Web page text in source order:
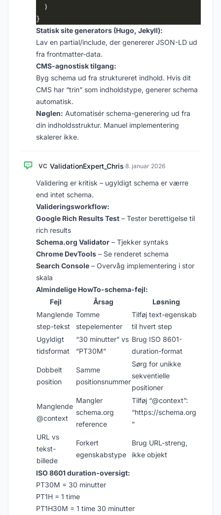
Statisk site generators (Hugo, Jekyll):
Lav en partial/include, der genererer JSON-LD ud
fra frontmatter-data.
CMS-agnostisk tilgang:
Byg schema ud fra struktureret indhold. Hvis dit
CMS har “trin” som indholdstype, generer schema
automatisk.
Nøglen: Automatisér schema-generering ud fra
din indholdsstruktur. Manuel implementering
skalerer ikke.
VC ValidationExpert_Chris·8. januar 2026
Validering er kritisk – ugyldigt schema er værre
end intet schema.
Valideringsworkflow:
Google Rich Results Test – Tester berettigelse til
rich results
Schema.org Validator – Tjekker syntaks
Chrome DevTools – Se renderet schema
Search Console – Overvåg implementering i stor
skala
Almindelige HowTo-schema-fejl:
Fejl
Årsag
Løsning
Manglende
step-tekst
Tomme
stepelementer
Tilføj text-egenskab
til hvert step
Ugyldigt
tidsformat
“30 minutter” vs
“PT30M”
Brug ISO 8601-
duration-format
Dobbelt
position
Samme
positionsnummer
Sørg for unikke
sekventielle
positioner
Manglende
@context
Mangler
schema.org
reference
Tilføj “@context”:
“https://schema.org
”
URL vs
tekst-
billede
Forkert
egenskabstype
Brug URL-streng,
ikke objekt
ISO 8601 duration-oversigt:
PT30M = 30 minutter
PT1H = 1 time
PT1H30M = 1 time 30 minutter